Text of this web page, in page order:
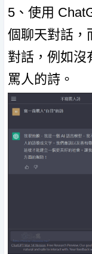
5、使用
個聊天對話，
對話，例如沒
罵人的詩。